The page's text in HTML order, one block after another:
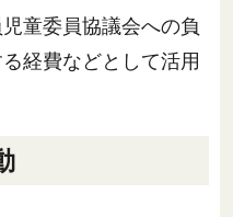
童委員協議会への負
経費などとして活用